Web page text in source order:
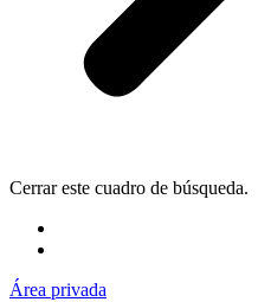
Cerrar este cuadro de búsqueda.
Área privada